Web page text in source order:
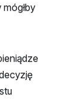
mógłby